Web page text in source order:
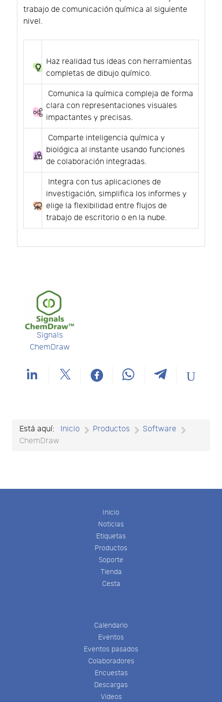
trabajo de comunicación química al siguiente
nivel.
Haz realidad tus ideas con herramientas
completas de dibujo químico.
Comunica la química compleja de forma
clara con representaciones visuales
impactantes y precisas.
Comparte inteligencia química y
biológica al instante usando funciones
de colaboración integradas.
Integra con tus aplicaciones de
investigación, simplifica los informes y
elige la flexibilidad entre flujos de
trabajo de escritorio o en la nube.
Signals
ChemDraw
Está aquí: Inicio Productos
Software
ChemDraw
Inicio
Noticias
Etiquetas
Productos
Soporte
Tienda
Cesta
Calendario
Eventos
Eventos pasados
Colaboradores
Encuestas
Descargas
Videos